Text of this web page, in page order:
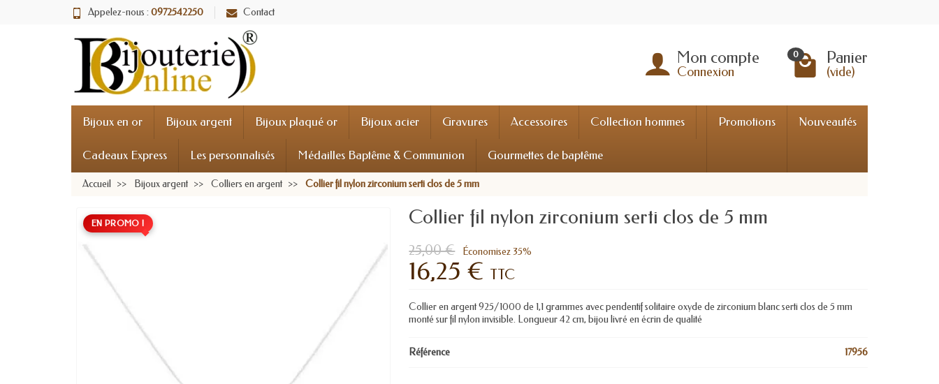
Appelez-nous : 0972542250 Contact
Mon compte
Connexion
0 Panier
(vide)
Bijoux en or Bijoux argent Bijoux plaqué or Bijoux acier Gravures Accessoires Collection hommes
Cadeaux Express Les personnalisés Médailles Baptême & Communion Gourmettes de baptême
Promotions Nouveautés
Accueil Bijoux argent Colliers en argent Collier fil nylon zirconium serti clos de 5 mm
EN PROMO ! Collier fil nylon zirconium serti clos de 5 mm
25,00 € Économisez 35%
16,25 € TTC
Collier en argent 925/1000 de 1,1 grammes avec pendentif solitaire oxyde de zirconium blanc serti clos de 5 mm
monté sur fil nylon invisible. Longueur 42 cm, bijou livré en écrin de qualité
Référence 17956